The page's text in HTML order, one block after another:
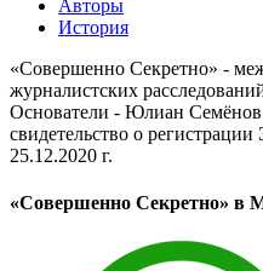
Авторы
История
«Совершенно Секретно» -
журналистских
Основатели - Юлиан
свидетельство о
25.12.2020 г.
«Совершенно Секретно» в